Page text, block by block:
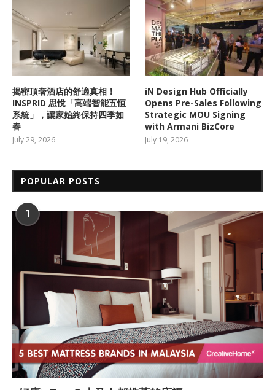
揭密頂奢酒店的舒適真相！
INSPRID 思悅「高端智能五恒
系統」，讓家始終保持四季如
春
July 29, 2026
iN Design Hub Officially
Opens Pre-Sales Following
Strategic MOU Signing
with Armani BizCore
July 19, 2026
POPULAR POSTS
1